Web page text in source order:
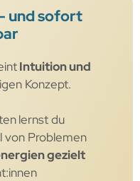
und sofort
Intuition und
Konzept.
lernst du
von Problemen
gezielt